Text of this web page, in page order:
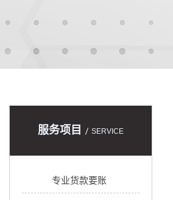
服务项目 SERVICE
专业货款要账